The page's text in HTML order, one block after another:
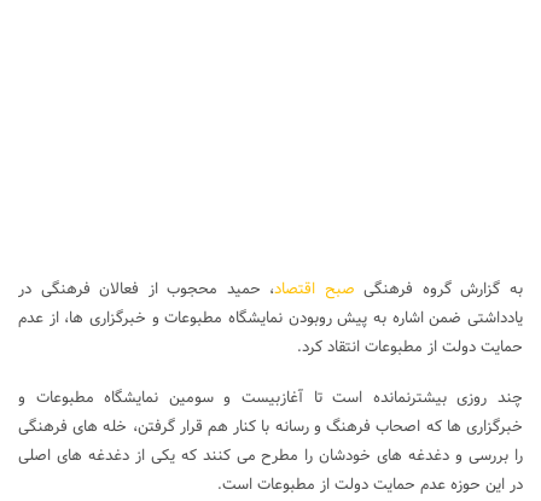
به گزارش گروه فرهنگی صبح اقتصاد، حمید محجوب از فعالان فرهنگی در
یادداشتی ضمن اشاره به پیش روبودن نمایشگاه مطبوعات و خبرگزاری ها، از عدم
حمایت دولت از مطبوعات انتقاد کرد.
چند روزی بیشترنمانده است تا آغازبیست و سومین نمایشگاه مطبوعات و
خبرگزاری ها که اصحاب فرهنگ و رسانه با کنار هم قرار گرفتن، خله های فرهنگی
را بررسی و دغدغه های خودشان را مطرح می کنند که یکی از دغدغه های اصلی
در این حوزه عدم حمایت دولت از مطبوعات است.